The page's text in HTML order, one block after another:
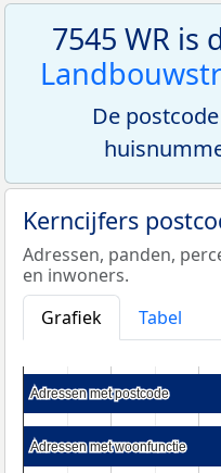
7545 WR is
De
Kerncijfers
Adressen, panden,
en inwoners.
Grafiek
Tabel
Adressen met postcode
Adressen met postcode
Adressen met woonfunctie
Adressen met woonfunctie